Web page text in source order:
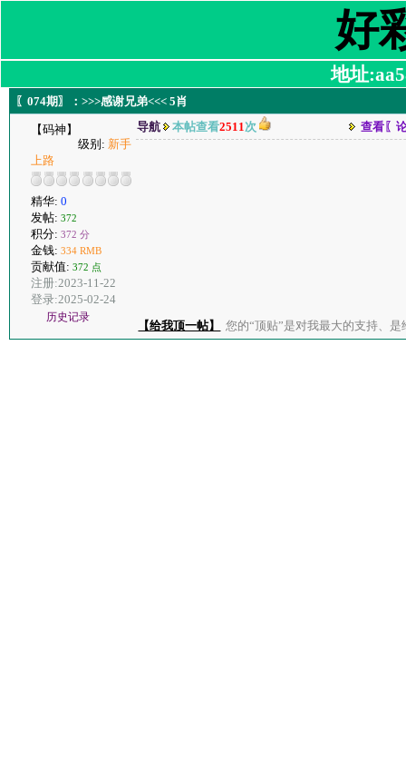
好
地址
〖074期〗：>>>感谢兄弟<<< 5肖
【码神】
级别: 新手
上路
精华: 0
发帖: 372
积分: 372 分
金钱: 334 RMB
贡献值: 372 点
注册:2023-11-22
登录:2025-02-24
历史记录
导航 本帖查看2511次 查看〖
【给我顶一帖】 您的“顶贴”是对我最大的支持、